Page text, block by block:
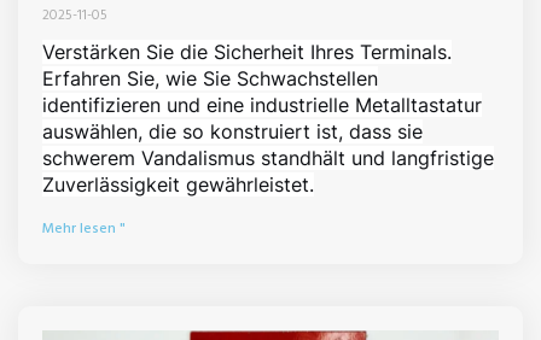
2025-11-05
Verstärken Sie die Sicherheit Ihres Terminals.
Erfahren Sie, wie Sie Schwachstellen
identifizieren und eine industrielle Metalltastatur
auswählen, die so konstruiert ist, dass sie
schwerem Vandalismus standhält und langfristige
Zuverlässigkeit gewährleistet.
Mehr lesen "